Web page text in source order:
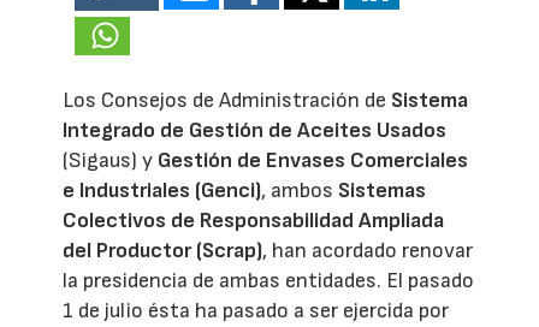
Los Consejos de Administración de Sistema
Integrado de Gestión de Aceites Usados
(Sigaus) y Gestión de Envases Comerciales
e Industriales (Genci), ambos Sistemas
Colectivos de Responsabilidad Ampliada
del Productor (Scrap), han acordado renovar
la presidencia de ambas entidades. El pasado
1 de julio ésta ha pasado a ser ejercida por